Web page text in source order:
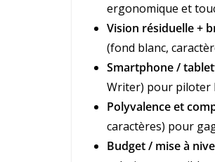
ergonomique et
Vision résiduelle +
(fond blanc,
Smartphone /
Writer) pour piloter
Polyvalence et
caractères) pour
Budget / mise à